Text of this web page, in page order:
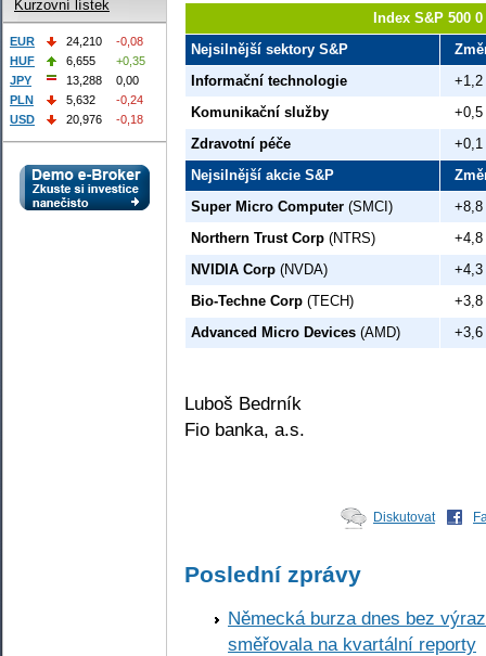
Index S&P 500
Nejsilnější sektory S&P
Informační technologie
+1,2
Komunikační služby
+0,5
Zdravotní péče
+0,1
Nejsilnější akcie S&P
Super Micro Computer (SMCI)
+8,8
Northern Trust Corp (NTRS)
+4,8
NVIDIA Corp (NVDA)
+4,3
Bio-Techne Corp (TECH)
+3,8
Advanced Micro Devices (AMD) +3,6
Luboš Bedrník
Fio banka, a.s.
Diskutovat
Poslední zprávy
Německá burza dnes bez
směřovala na kvartální reporty
Kurzovní lístek
EUR 24,210
-0,08
HUF
6,655
+0,35
JPY
13,288
0,00
PLN
5,632
-0,24
USD
20,976 -0,18